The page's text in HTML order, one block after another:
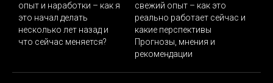
опыт и наработки – как я
это начал делать
несколько лет назад и
что сейчас меняется?
свежий опыт – как это
реально работает сейчас и
какие перспективы
Прогнозы, мнения и
рекомендации